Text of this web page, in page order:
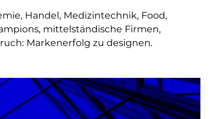
Handel, Medizintechnik, Food,
mittelständische Firmen,
Markenerfolg zu designen.